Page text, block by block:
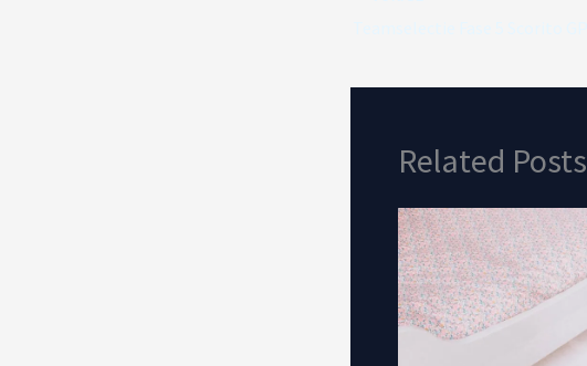
Related Posts